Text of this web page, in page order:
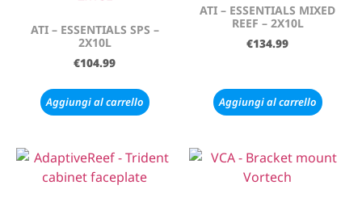
ATI – ESSENTIALS SPS –
2X10L
€104.99
Aggiungi al carrello
ATI – ESSENTIALS MIXED
REEF – 2X10L
€134.99
Aggiungi al carrello